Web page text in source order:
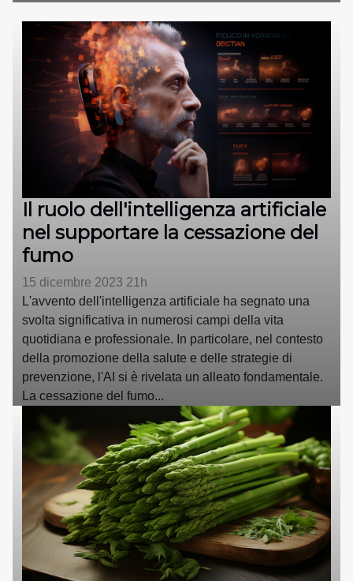
Il ruolo dell'intelligenza artificiale
nel supportare la cessazione del
fumo
15 dicembre 2023 21h
L'avvento dell'intelligenza artificiale ha segnato una
svolta significativa in numerosi campi della vita
quotidiana e professionale. In particolare, nel contesto
della promozione della salute e delle strategie di
prevenzione, l'AI si è rivelata un alleato fondamentale.
La cessazione del fumo...